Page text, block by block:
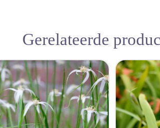
Gerelateerde